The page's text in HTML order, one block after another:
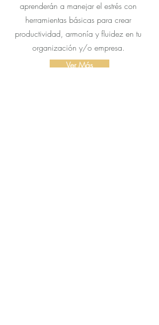
aprenderán a manejar el estrés con
herramientas básicas para crear
productividad, armonía y fluidez en tu
organización y/o empresa.
Ver Más